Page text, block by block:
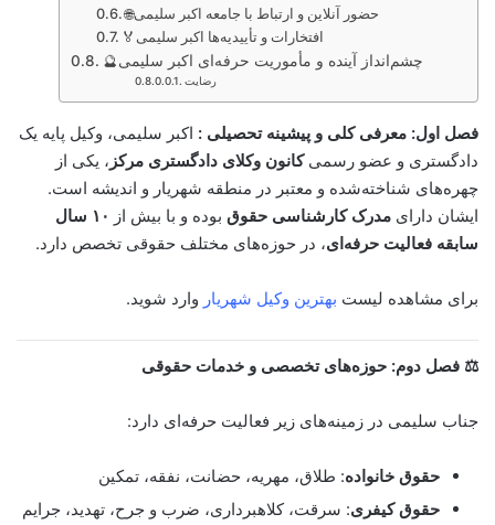
🌐حضور آنلاین و ارتباط با جامعه اکبر سلیمی
🏅افتخارات و تأییدیه‌ها اکبر سلیمی
🔮چشم‌انداز آینده و مأموریت حرفه‌ای اکبر سلیمی
رضایت
فصل اول: معرفی کلی و پیشینه تحصیلی : اکبر سلیمی، وکیل پایه یک
دادگستری و عضو رسمیکانون وکلای دادگستری مرکز ، یکی از
چهره‌های شناخته‌شده و معتبر در منطقه شهریار و اندیشه است.
ایشان دارای مدرک کارشناسی حقوق بوده و با بیش از
۱۰ سال
سابقه فعالیت حرفه‌ای، در حوزه‌های مختلف حقوقی تخصص دارد.
برای مشاهده لیست بهترین وکیل شهریار وارد شوید.
⚖️ فصل دوم: حوزه‌های تخصصی و خدمات حقوقی
جناب سلیمی در زمینه‌های زیر فعالیت حرفه‌ای دارد:
حقوق خانواده: طلاق، مهریه، حضانت، نفقه، تمکین
حقوق کیفری: سرقت، کلاهبرداری، ضرب و جرح، تهدید، جرایم